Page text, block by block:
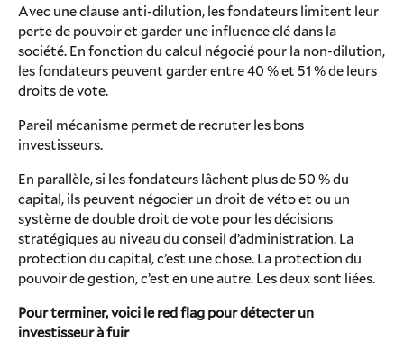
Avec une clause anti-dilution, les fondateurs limitent leur
perte de pouvoir et garder une influence clé dans la
société. En fonction du calcul négocié pour la non-dilution,
les fondateurs peuvent garder entre 40 % et 51 % de leurs
droits de vote.
Pareil mécanisme permet de recruter les bons
investisseurs.
En parallèle, si les fondateurs lâchent plus de 50 % du
capital, ils peuvent négocier un droit de véto et ou un
système de double droit de vote pour les décisions
stratégiques au niveau du conseil d’administration. La
protection du capital, c’est une chose. La protection du
pouvoir de gestion, c’est en une autre. Les deux sont liées.
Pour terminer, voici le red flag pour détecter un
investisseur à fuir